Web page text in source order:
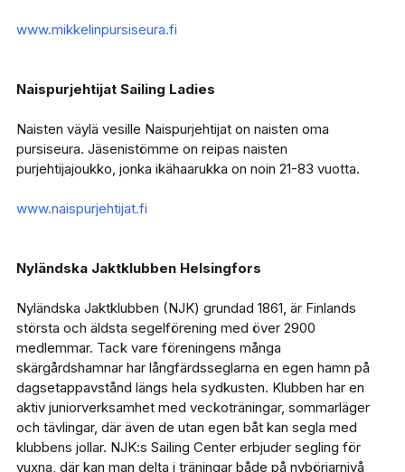
www.mikkelinpursiseura.fi
Naispurjehtijat Sailing Ladies
Naisten väylä vesille Naispurjehtijat on naisten oma
pursiseura. Jäsenistömme on reipas naisten
purjehtijajoukko, jonka ikähaarukka on noin 21-83 vuotta.
www.naispurjehtijat.fi
Nyländska Jaktklubben Helsingfors
Nyländska Jaktklubben (NJK) grundad 1861, är Finlands
största och äldsta segelförening med över 2900
medlemmar. Tack vare föreningens många
skärgårdshamnar har långfärdsseglarna en egen hamn på
dagsetappavstånd längs hela sydkusten. Klubben har en
aktiv juniorverksamhet med veckoträningar, sommarläger
och tävlingar, där även de utan egen båt kan segla med
klubbens jollar. NJK:s Sailing Center erbjuder segling för
vuxna, där kan man delta i träningar både på nybörjarnivå